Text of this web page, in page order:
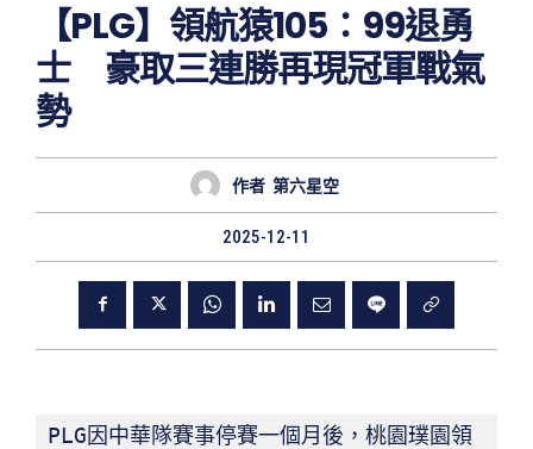
【PLG】領航猿105：99退勇
士 豪取三連勝再現冠軍戰氣
勢
作者 第六星空
2025-12-11
PLG因中華隊賽事停賽一個月後，桃園璞園領